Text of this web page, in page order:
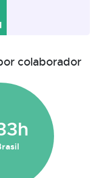
colaborador